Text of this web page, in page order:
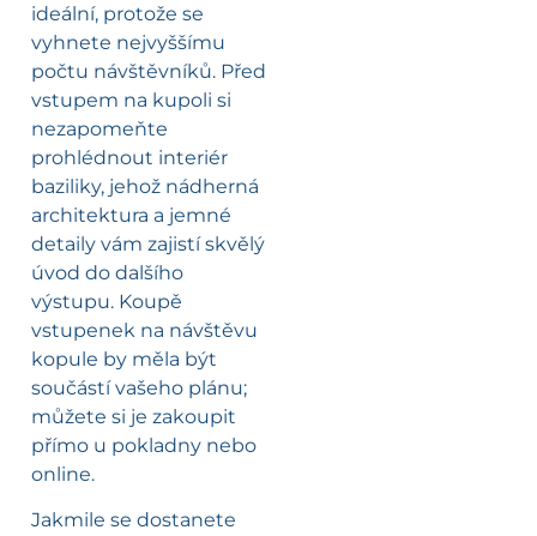
ideální, protože se
vyhnete nejvyššímu
počtu návštěvníků. Před
vstupem na kupoli si
nezapomeňte
prohlédnout interiér
baziliky, jehož nádherná
architektura a jemné
detaily vám zajistí skvělý
úvod do dalšího
výstupu. Koupě
vstupenek na návštěvu
kopule by měla být
součástí vašeho plánu;
můžete si je zakoupit
přímo u pokladny nebo
online.
Jakmile se dostanete